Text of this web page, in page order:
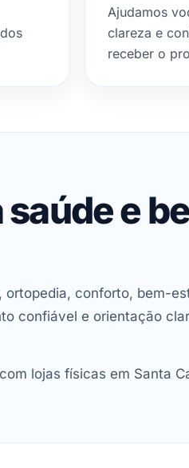
Ajudamos
clareza e
receber o
e
ortopedia, conforto, bem-
confiável e orientação
lojas físicas em Santa